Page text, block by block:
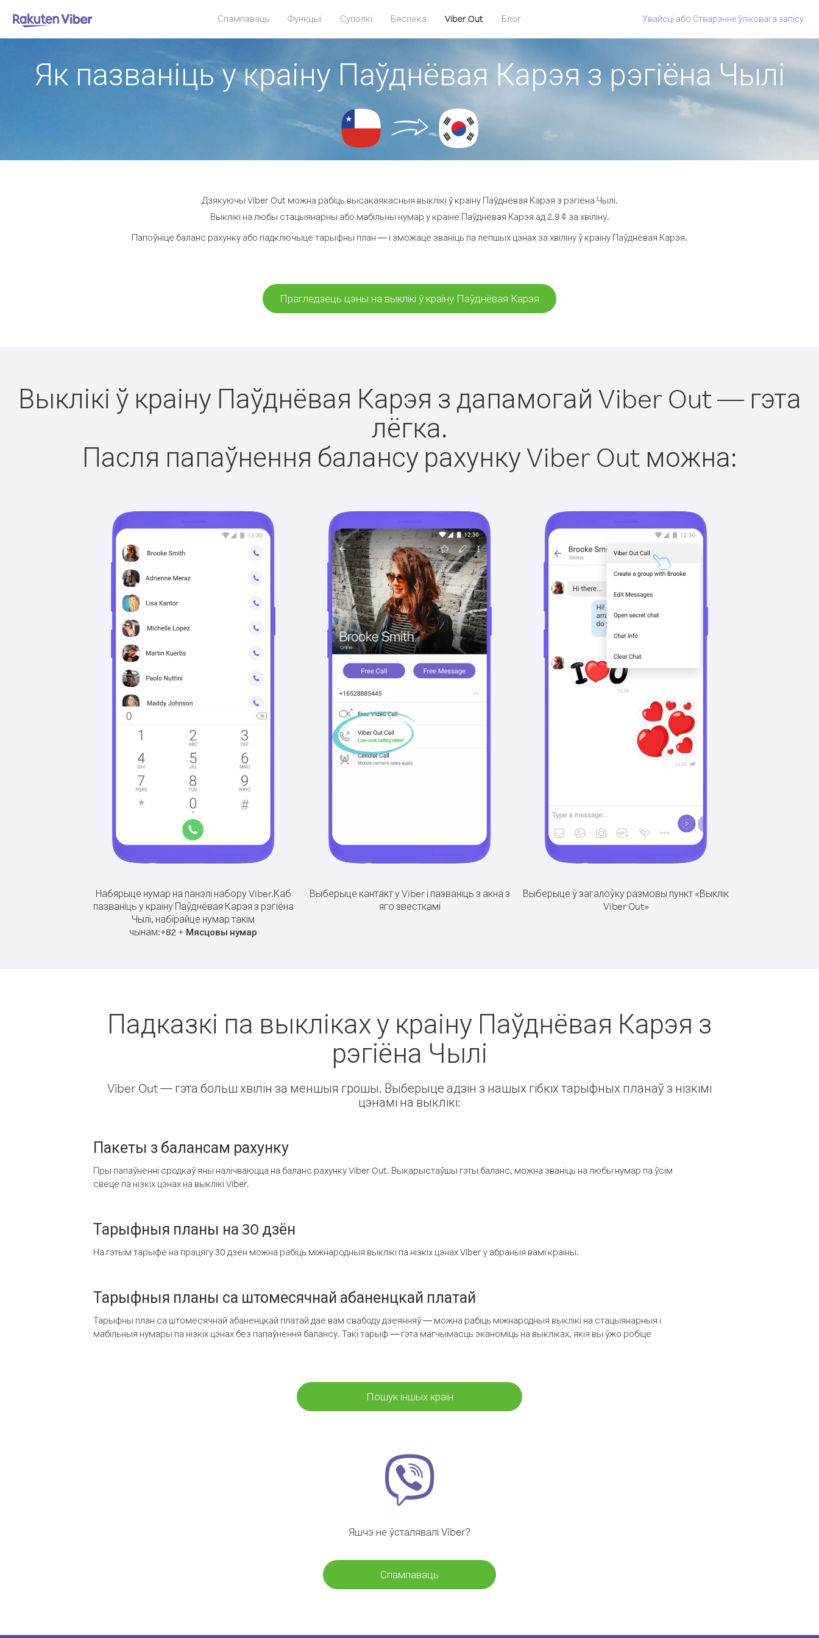
Спампаваць Функцыі Суполкі Бяспека Viber Out Блог Увайсці або Стварэнне ўліковага запісу
Як пазваніць у краіну Паўднёвая Карэя з рэгіёна Чылі
Дзякуючы Viber Out можна рабіць высакаякасныя выклікі ў краіну Паўднёвая Карэя з рэгіёна Чылі.
Выклікі на любы стацыянарны або мабільны нумар у краіне Паўднёвая Карэя ад 2.9 ¢ за хвіліну.
Папоўніце баланс рахунку або падключыце тарыфны план — і зможаце званіць па лепшых цэнах за хвіліну ў краіну Паўднёвая Карэя.
Прагледзець цэны на выклікі ў краіну Паўднёвая Карэя
Выклікі ў краіну Паўднёвая Карэя з дапамогай Viber Out — гэта
лёгка.
Пасля папаўнення балансу рахунку Viber Out можна:
Набярыце нумар на панэлі набору Viber.Каб
пазваніць у краіну Паўднёвая Карэя з рэгіёна
Чылі, набірайце нумар такім
чынам:+82 + Мясцовы нумар
Выберыце кантакт у Viber і пазваніць з акна з
яго звесткамі
Выберыце ў загалоўку размовы пункт «Выклік
Viber Out»
Падказкі па выкліках у краіну Паўднёвая Карэя з
рэгіёна Чылі
Viber Out — гэта больш хвілін за меншыя грошы. Выберыце адзін з нашых гібкіх тарыфных планаў з нізкімі
цэнамі на выклікі:
Пакеты з балансам рахунку
Пры папаўненні сродкаў яны налічваюцца на баланс рахунку Viber Out. Выкарыстаўшы гэты баланс, можна званіць на любы нумар па ўсім
свеце па нізкіх цэнах на выклікі Viber.
Тарыфныя планы на 30 дзён
На гэтым тарыфе на працягу 30 дзён можна рабіць міжнародныя выклікі па нізкіх цэнах Viber у абраныя вамі краіны.
Тарыфныя планы са штомесячнай абаненцкай платай
Тарыфны план са штомесячнай абаненцкай платай дае вам свабоду дзеянняў — можна рабіць міжнародныя выклікі на стацыянарныя і
мабільныя нумары па нізкіх цэнах без папаўнення балансу. Такі тарыф — гэта магчымасць эканоміць на выкліках, якія вы ўжо робіце
Пошук іншых краін
Яшчэ не ўсталявалі Viber?
Спампаваць